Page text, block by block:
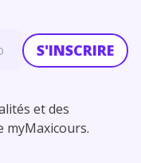
S'INSCRIRE
et des
myMaxicours.